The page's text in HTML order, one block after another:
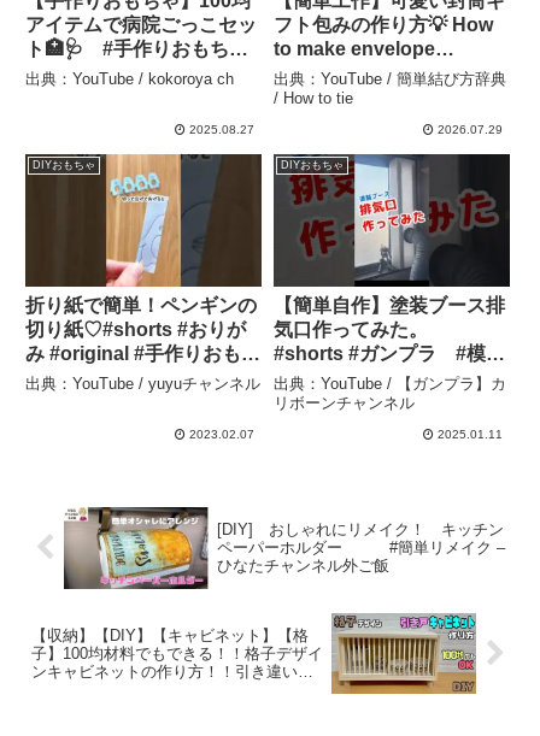
アイテムで病院ごっこセッ
ト🏥🩺 #手作りおもち
ゃ #おうち遊び #保育 –
出典：YouTube / kokoroya ch
2025.08.27
フト包みの作り方💡 How
to make envelope
wrapping✨お店みたいな
高見えプチギフト箱♡お菓
子袋・手作り・DIY・保存
結び方辞典 / How to tie
出典：YouTube / 簡単結び方辞典
/ How to tie
2026.07.29
DIYおもちゃ
折り紙で簡単！ペンギンの
切り紙♡#shorts #おりが
み #original #手作りおもち
ゃ #おうちあそび #モンテ
ペーパークラフト #壁面飾
出典：YouTube / yuyuチャンネル
2023.02.07
DIYおもちゃ
【簡単自作】塗装ブース排
気口作ってみた。
#shorts #ガンプラ #模
活 #塗装 – 【ガンプラ】
カリボーンチャンネル
出典：YouTube / 【ガンプラ】カ
リボーンチャンネル
2025.01.11
[DIY] おしゃれにリメイク！ キッチン
ペーパーホルダー #簡単リメイク –
ひなたチャンネル外ご飯
【収納】【DIY】【キャビネット】【格
子】100均材料でもできる！！格子デザイ
ンキャビネットの作り方！！引き違い戸